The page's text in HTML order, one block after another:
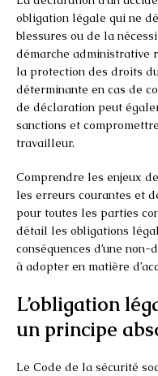
obligation légale qui ne
blessures ou de la
démarche administrative
la protection des droits
déterminante en cas de
de déclaration peut
sanctions et
travailleur.
Comprendre les enjeux
les erreurs courantes et
pour toutes les parties
détail les obligations
conséquences d’une
à adopter en matière
L’obligation
un principe
Le Code de la sécurité